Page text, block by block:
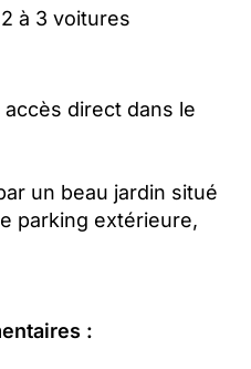
à 3 voitures
direct dans le
un beau jardin situé
parking extérieure,
: